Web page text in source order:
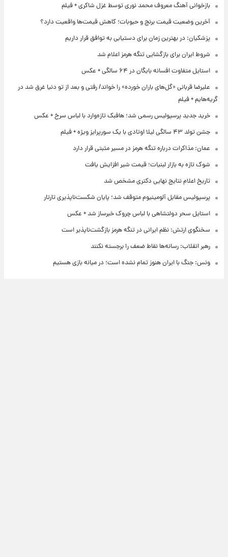
بازخوانی آهنگ معروف محمد نوری توسط غزل شاکری + فیلم
آخرین وضعیت قیمت برنج و حبوبات؛ کاهش قیمت‌ها واقعیت دارد؟
پزشکیان: در بهترین زمان برای دستیابی به توافق قرار داریم
شروط ایران برای بازگشایی تنگه هرمز اعلام شد
استایل متفاوت افسانه بایگان در ۶۴ سالگی + عکس
علیرضا قربانی «گل‌های باران خورده» را خواند/ رفتی و بعد از تو دنیا غرق شد در
گریه‌هایم + فیلم
خرید جدید پرسپولیس رسمی شد؛ هافبک تازه‌وارد با لباس سرخ + عکس
جشن تولد ۴۳ سالگی لیلا اوتادی با یک سورپرایز ویژه + فیلم
عمان: مذاکرات درباره تنگه هرمز در مسیر مثبتی قرار دارد
شوک تازه به بازار لبنیات؛ قیمت شیر افزایش یافت
تاریخ اعلام نتایج نهایی دکتری مشخص شد
پرسپولیس مقابل آلومینیوم متوقف شد؛ پایان شکست‌ناپذیری تارتار
استایل سحر دولتشاهی با لباس چروک خبرساز شد + عکس
سخنگوی ارتش: نظم ایرانی در تنگه هرمز بازگشت‌ناپذیر است
رهبر انقلاب: رسانه‌ها نقاط ضعف را برجسته نکنند
ونس: جنگ با ایران هنوز تمام نشده است؛ در میانه بازی هستیم